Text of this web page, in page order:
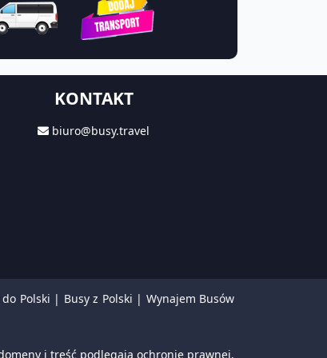
KONTAKT
biuro@busy.travel
do Polski | Busy z Polski | Wynajem Busów
i treść podlegają ochronie prawnej.